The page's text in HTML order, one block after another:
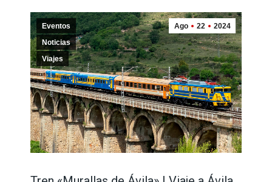
Ago 22 2024
Eventos
Noticias
Viajes